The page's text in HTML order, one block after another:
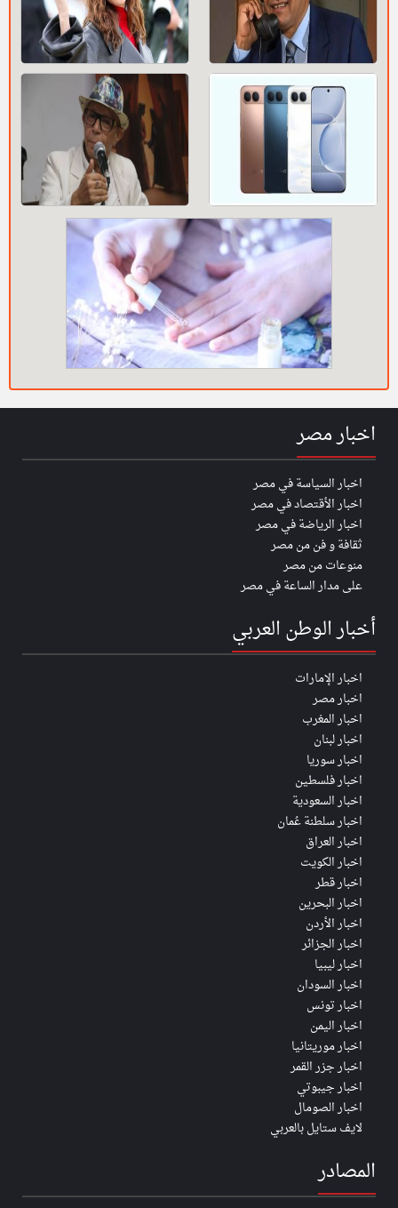
اخبار مصر
اخبار السياسة في مصر
اخبار الأقتصاد في مصر
اخبار الرياضة في مصر
ثقافة و فن من مصر
منوعات من مصر
على مدار الساعة في مصر
أخبار الوطن العربي
اخبار الإمارات
اخبار مصر
اخبار المغرب
اخبار لبنان
اخبار سوريا
اخبار فلسطين
اخبار السعودية
اخبار سلطنة عُمان
اخبار العراق
اخبار الكويت
اخبار قطر
اخبار البحرين
اخبار الأردن
اخبار الجزائر
اخبار ليبيا
اخبار السودان
اخبار تونس
اخبار اليمن
اخبار موريتانيا
اخبار جزر القمر
اخبار جيبوتي
اخبار الصومال
لايف ستايل بالعربي
المصادر